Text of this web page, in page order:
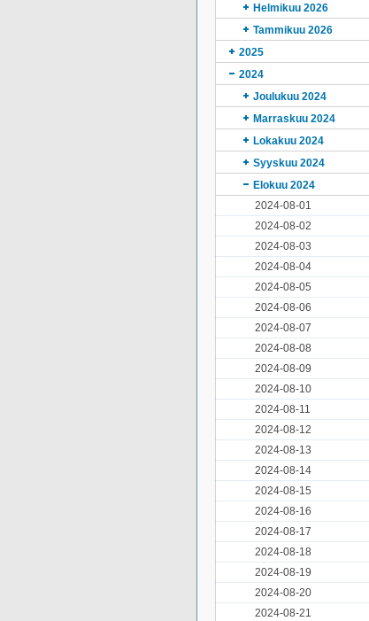
Helmikuu 2026
Tammikuu 2026
2025
2024
Joulukuu 2024
Marraskuu 2024
Lokakuu 2024
Syyskuu 2024
Elokuu 2024
2024-08-01
2024-08-02
2024-08-03
2024-08-04
2024-08-05
2024-08-06
2024-08-07
2024-08-08
2024-08-09
2024-08-10
2024-08-11
2024-08-12
2024-08-13
2024-08-14
2024-08-15
2024-08-16
2024-08-17
2024-08-18
2024-08-19
2024-08-20
2024-08-21